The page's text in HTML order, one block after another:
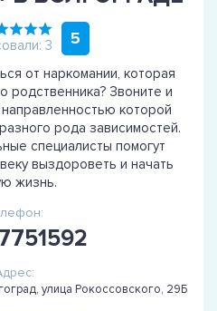
3 5
от наркомании, которая
родственника? Звоните и
которой
рода зависимостей.
специалисты помогут
выздороветь и начать
жизнь.
улица Рокоссовского, 29Б